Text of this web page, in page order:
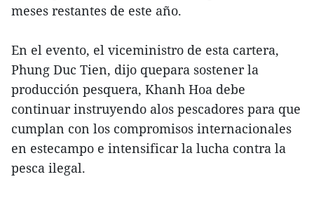
meses restantes de este año.
En el evento, el viceministro de esta cartera,
Phung Duc Tien, dijo quepara sostener la
producción pesquera, Khanh Hoa debe
continuar instruyendo alos pescadores para que
cumplan con los compromisos internacionales
en estecampo e intensificar la lucha contra la
pesca ilegal.